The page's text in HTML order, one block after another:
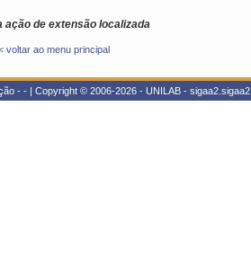
ação de extensão localizada
voltar ao menu principal
- - | Copyright © 2006-2026 - UNILAB - sigaa2.sigaa2